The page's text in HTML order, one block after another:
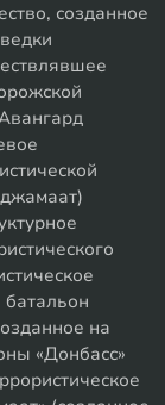
созданное
на
«Донбасс»